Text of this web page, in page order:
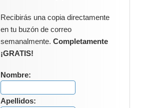
Recibirás una copia directamente
en tu buzón de correo
semanalmente. Completamente
¡GRATIS!
Nombre:
Apellidos: